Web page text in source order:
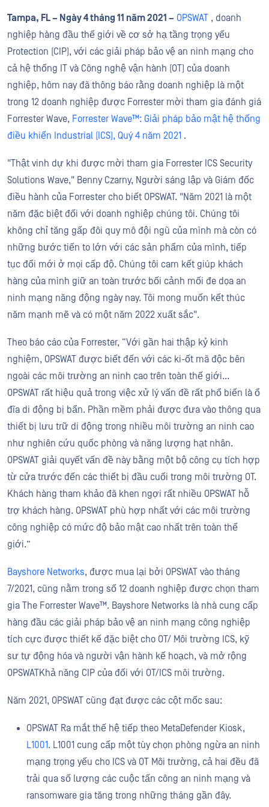
Tampa, FL – Ngày 4 tháng 11 năm 2021 – OPSWAT , doanh
nghiệp hàng đầu thế giới về cơ sở hạ tầng trọng yếu
Protection (CIP), với các giải pháp bảo vệ an ninh mạng cho
cả hệ thống IT và Công nghệ vận hành (OT) của doanh
nghiệp, hôm nay đã thông báo rằng doanh nghiệp là một
trong 12 doanh nghiệp được Forrester mời tham gia đánh giá
Forrester Wave, Forrester Wave™: Giải pháp bảo mật hệ thống
điều khiển Industrial (ICS), Quý 4 năm 2021 .
"Thật vinh dự khi được mời tham gia Forrester ICS Security
Solutions Wave," Benny Czarny, Người sáng lập và Giám đốc
điều hành của Forrester cho biết OPSWAT. "Năm 2021 là một
năm đặc biệt đối với doanh nghiệp chúng tôi. Chúng tôi
không chỉ tăng gấp đôi quy mô đội ngũ của mình mà còn có
những bước tiến to lớn với các sản phẩm của mình, tiếp
tục đổi mới ở mọi cấp độ. Chúng tôi cam kết giúp khách
hàng của mình giữ an toàn trước bối cảnh mối đe dọa an
ninh mạng năng động ngày nay. Tôi mong muốn kết thúc
năm mạnh mẽ và có một năm 2022 xuất sắc".
Theo báo cáo của Forrester, “Với gần hai thập kỷ kinh
nghiệm, OPSWAT được biết đến với các ki-ốt mã độc bên
ngoài các môi trường an ninh cao trên toàn thế giới...
OPSWAT rất hiệu quả trong việc xử lý vấn đề rất phổ biến là ổ
đĩa di động bị bẩn. Phần mềm phải được đưa vào thông qua
thiết bị lưu trữ di động trong nhiều môi trường an ninh cao
như nghiên cứu quốc phòng và năng lượng hạt nhân.
OPSWAT giải quyết vấn đề này bằng một bộ công cụ tích hợp
từ cửa trước đến các thiết bị đầu cuối trong môi trường OT.
Khách hàng tham khảo đã khen ngợi rất nhiều OPSWAT hỗ
trợ khách hàng. OPSWAT phù hợp nhất với các môi trường
công nghiệp có mức độ bảo mật cao nhất trên toàn thế
giới.”
Bayshore Networks, được mua lại bởi OPSWAT vào tháng
7/2021, cũng nằm trong số 12 doanh nghiệp được chọn tham
gia The Forrester Wave™. Bayshore Networks là nhà cung cấp
hàng đầu các giải pháp bảo vệ an ninh mạng công nghiệp
tích cực được thiết kế đặc biệt cho OT/ Môi trường ICS, kỹ
sư tự động hóa và người vận hành kế hoạch, và mở rộng
OPSWATKhả năng CIP của đối với OT/ICS môi trường.
Năm 2021, OPSWAT cũng đạt được các cột mốc sau:
OPSWAT Ra mắt thế hệ tiếp theo MetaDefender Kiosk,
L1001. L1001 cung cấp một tùy chọn phòng ngừa an ninh
mạng trọng yếu cho ICS và OT Môi trường, cả hai đều đã
trải qua số lượng các cuộc tấn công an ninh mạng và
ransomware gia tăng trong những tháng gần đây.